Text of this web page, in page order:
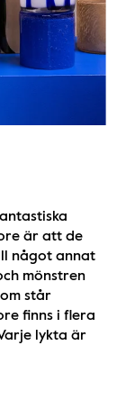
är att de
något annat
mönstren
står
finns i flera
lykta är